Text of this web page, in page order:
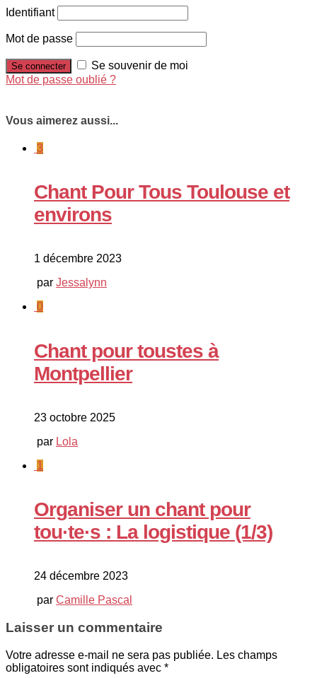
Identifiant
Mot de passe
Se souvenir de moi
Mot de passe oublié ?
Vous aimerez aussi...
3
Chant Pour Tous Toulouse et
environs
1 décembre 2023
par Jessalynn
0
Chant pour toustes à
Montpellier
23 octobre 2025
par Lola
1
Organiser un chant pour
tou·te·s : La logistique (1/3)
24 décembre 2023
par Camille Pascal
Laisser un commentaire
Votre adresse e-mail ne sera pas publiée. Les champs
obligatoires sont indiqués avec *